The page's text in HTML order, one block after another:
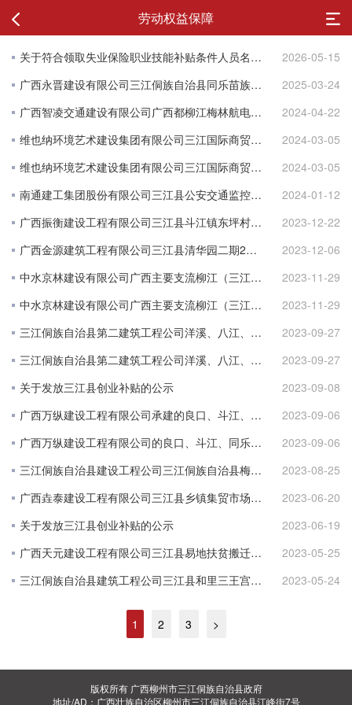
劳动权益保障
关于符合领取失业保险职业技能补贴条件人员名单的公示（2026年第三批）
2026-05-15
广西永晋建设有限公司三江侗族自治县同乐苗族乡净代村土地综合整治项目完工公示
2025-03-24
广西智凌交通建设有限公司广西都柳江梅林航电枢纽前期准备工程一期工程项目完工公示
2024-04-22
维也纳环境艺术建设集团有限公司三江国际商贸城二期1#、2#、3#、4#及地下室项目完工公示
2024-03-05
维也纳环境艺术建设集团有限公司三江国际商贸城一期（5#、6#、7#、8#、9#、10#、11#、12#、13#、14#、15#、16#、17#、18#、19#、20#、21#）项目完工公示
2024-03-05
南通建工集团股份有限公司三江县公安交通监控指挥中心建设项目项目完工公示
2024-01-12
广西振衡建设工程有限公司三江县斗江镇东坪村土地综合整治项目完工公示
2023-12-22
广西金源建筑工程有限公司三江县清华园二期2#、3#、5#、10#售楼部及地下室项目完工公示
2023-12-06
中水京林建设有限公司广西主要支流柳江（三江县丹州镇板江社区河段）治理工程（II标段）项目完工公示
2023-11-29
中水京林建设有限公司广西主要支流柳江（三江县丹州镇板江社区河段）治理工程（I标段）项目完工公示
2023-11-29
三江侗族自治县第二建筑工程公司洋溪、八江、林溪、和平、丹洲 及老堡室内电改项目完工公示
2023-09-27
三江侗族自治县第二建筑工程公司洋溪、八江、林溪、和平、丹洲 及老堡室内电改项目02分标（三江县洋溪乡安马村、勇伟村、红岩村室内电改）项目完工公示
2023-09-27
关于发放三江县创业补贴的公示
2023-09-08
广西万纵建设工程有限公司承建的良口、斗江、同乐、洋溪、富禄及林溪室内电线改造项目04分标（三江县同乐乡桂书村、同乐村、高培村、高洋村、归夯村室内电改）项目完工公示
2023-09-06
广西万纵建设工程有限公司的良口、斗江、同乐、洋溪、富禄及林溪室内电线改造项目完工公示
2023-09-06
三江侗族自治县建设工程公司三江侗族自治县梅林乡新民村上寨屯易地扶贫搬迁工程项目完工公示
2023-08-25
广西垚泰建设工程有限公司三江县乡镇集贸市场升级改造项目（八江集贸市场）项目
2023-06-20
关于发放三江县创业补贴的公示
2023-06-19
广西天元建设工程有限公司三江县易地扶贫搬迁后续生态产业园项目—园区综合服务大楼完工公示
2023-05-25
三江侗族自治县建筑工程公司三江县和里三王宫景区清水步道桥段工程完工公示
2023-05-24
1 2 3 >
版权所有 广西柳州市三江侗族自治县政府
地址/AD：广西壮族自治区柳州市三江侗族自治县江峰街7号